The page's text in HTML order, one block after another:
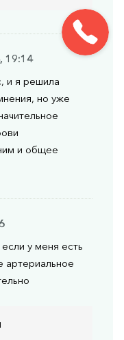
19:14
и я решила
но уже
и общее
у меня есть